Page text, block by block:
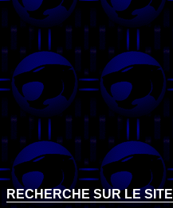
RECHERCHE SUR LE SITE